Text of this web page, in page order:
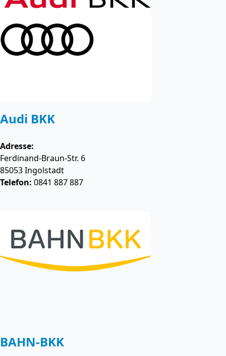
Audi BKK
Adresse:
Ferdinand-Braun-Str. 6
85053Ingolstadt
Telefon: 0841 887 887
BAHN-BKK